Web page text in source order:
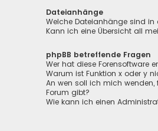
Dateianhänge
Welche Dateianhänge sind in
Kann ich eine Übersicht all
phpBB betreffende Fragen
Wer hat diese Forensoftware
Warum ist Funktion x oder y
An wen soll ich mich
Forum gibt?
Wie kann ich einen